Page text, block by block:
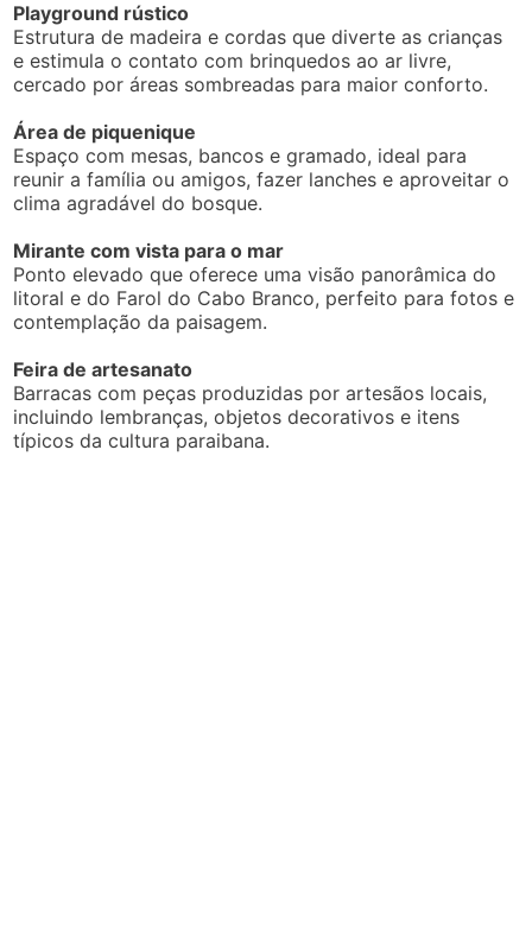
Playground rústico
Estrutura de madeira e cordas que diverte as crianças
e estimula o contato com brinquedos ao ar livre,
cercado por áreas sombreadas para maior conforto.
Área de piquenique
Espaço com mesas, bancos e gramado, ideal para
reunir a família ou amigos, fazer lanches e aproveitar o
clima agradável do bosque.
Mirante com vista para o mar
Ponto elevado que oferece uma visão panorâmica do
litoral e do Farol do Cabo Branco, perfeito para fotos e
contemplação da paisagem.
Feira de artesanato
Barracas com peças produzidas por artesãos locais,
incluindo lembranças, objetos decorativos e itens
típicos da cultura paraibana.